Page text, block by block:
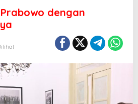
dengan